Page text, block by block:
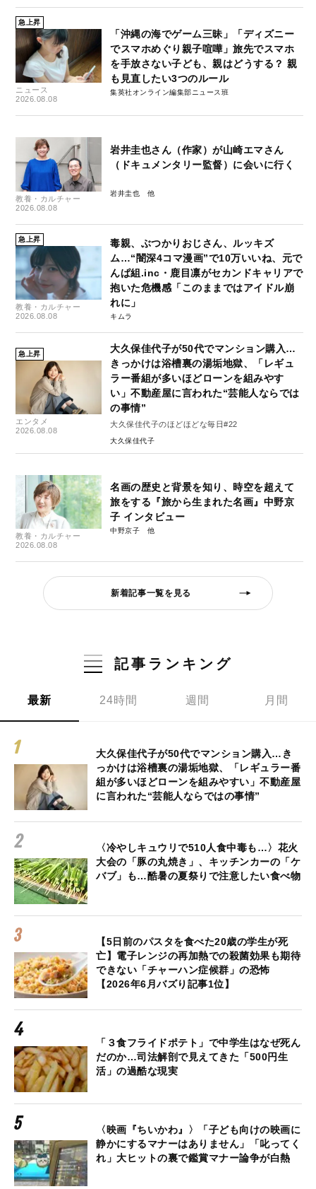
急上昇
ニュース
2026.08.08
「沖縄の海でゲーム三昧」「ディズニー
でスマホめぐり親子喧嘩」旅先でスマホ
を手放さない子ども、親はどうする？ 親
も見直したい3つのルール
集英社オンライン編集部ニュース班
教養・カルチャー
2026.08.08
岩井圭也さん（作家）が山崎エマさん
（ドキュメンタリー監督）に会いに行く
岩井圭也
急上昇
教養・カルチャー
2026.08.08
毒親、ぶつかりおじさん、ルッキズ
ム…“闇深4コマ漫画”で10万いいね、元で
んぱ組.inc・鹿目凛がセカンドキャリアで
抱いた危機感「このままではアイドル崩
れに」
キムラ
急上昇
エンタメ
2026.08.08
大久保佳代子が50代でマンション購入…
きっかけは浴槽裏の湯垢地獄、「レギュ
ラー番組が多いほどローンを組みやす
い」不動産屋に言われた“芸能人ならでは
の事情”
大久保佳代子のほどほどな毎日#22
大久保佳代子
教養・カルチャー
2026.08.08
名画の歴史と背景を知り、時空を超えて
旅をする『旅から生まれた名画』中野京
子 インタビュー
中野京子
新着記事一覧を見る
記事ランキング
最新 24時間 週間 月間
大久保佳代子が50代でマンション購入…き
っかけは浴槽裏の湯垢地獄、「レギュラー番
組が多いほどローンを組みやすい」不動産屋
に言われた“芸能人ならではの事情”
〈冷やしキュウリで510人食中毒も…〉花火
大会の「豚の丸焼き」、キッチンカーの「ケ
バブ」も…酷暑の夏祭りで注意したい食べ物
【5日前のパスタを食べた20歳の学生が死
亡】電子レンジの再加熱での殺菌効果も期待
できない「チャーハン症候群」の恐怖
【2026年6月バズり記事1位】
「３食フライドポテト」で中学生はなぜ死ん
だのか…司法解剖で見えてきた「500円生
活」の過酷な現実
〈映画『ちいかわ』〉「子ども向けの映画に
静かにするマナーはありません」「叱ってく
れ」大ヒットの裏で鑑賞マナー論争が白熱